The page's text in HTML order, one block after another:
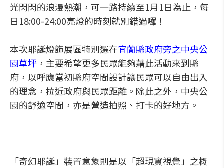
光閃閃的浪漫熱潮，可一路持續至1月1日為止，每
日18:00-24:00亮燈的時刻就別錯過囉！
本次耶誕燈飾展區特別選在宜蘭縣政府旁之中央公
園草坪 ，主要希望更多民眾能夠藉此活動來到縣
府，以呼應當初縣府空間設計讓民眾可以自由出入
的理念，拉近政府與民眾距離。除此之外，中央公
園的舒適空間，亦是營造拍照、打卡的好地方。
「奇幻耶誕」裝置意象則是以「超現實視覺」之概